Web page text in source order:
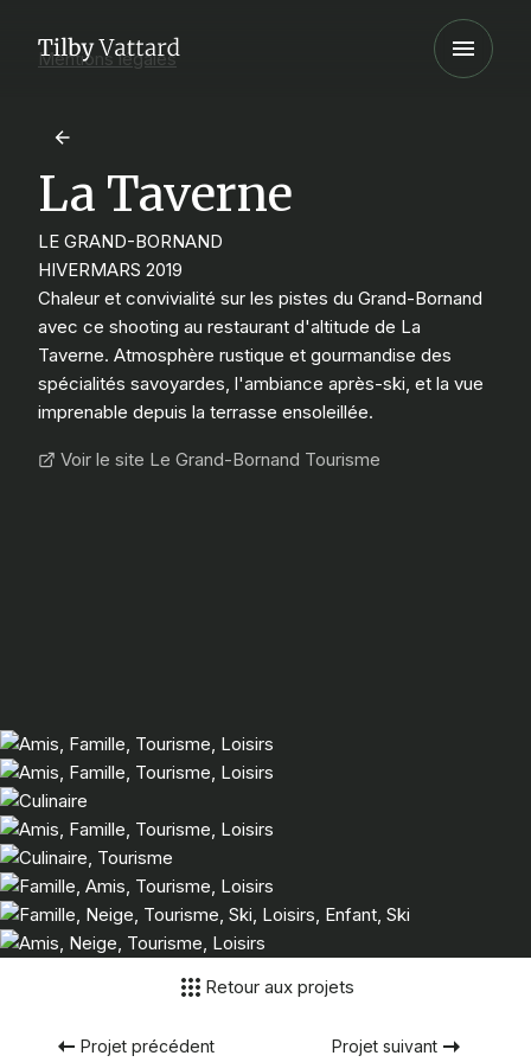
Mentions légales
La Taverne
LE GRAND-BORNAND
HIVERMARS 2019
Chaleur et convivialité sur les pistes du Grand-Bornand
avec ce shooting au restaurant d'altitude de La
Taverne. Atmosphère rustique et gourmandise des
spécialités savoyardes, l'ambiance après-ski, et la vue
imprenable depuis la terrasse ensoleillée.
Voir le site Le Grand-Bornand Tourisme
Projet précédent
Retour aux projets
Projet suivant